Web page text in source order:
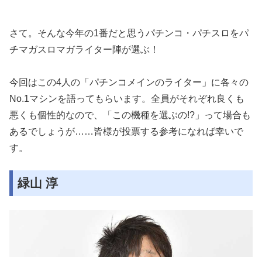
さて。そんな今年の1番だと思うパチンコ・パチスロをパ
チマガスロマガライター陣が選ぶ！
今回はこの4人の「パチンコメインのライター」に各々の
No.1マシンを語ってもらいます。全員がそれぞれ良くも
悪くも個性的なので、「この機種を選ぶの!?」って場合も
あるでしょうが……皆様が投票する参考になれば幸いで
す。
緑山 淳